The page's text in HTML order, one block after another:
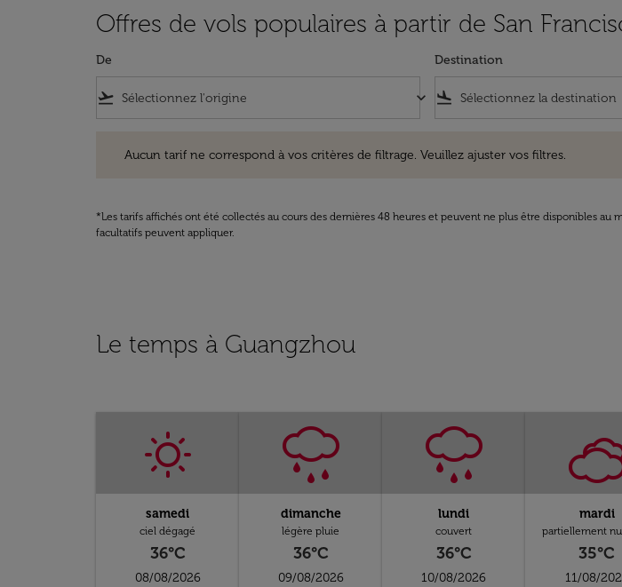
Offres de vols populaires à partir de San
De
flight_takeoff keyboard_arrow_down
Destination
flight_land
Aucun tarif ne correspond à vos critères de filtrage. Veuillez ajuster vos filtres.
*Les tarifs affichés ont été collectés au cours des dernières 48 heures et peuvent ne plus être disponibles
facultatifs peuvent appliquer.
Le temps à Guangzhou
samedi
ciel dégagé
36°C
08/08/2026
dimanche
légère pluie
36°C
09/08/2026
lundi
couvert
36°C
10/08/2026
mardi
partiellement
35°C
11/08/